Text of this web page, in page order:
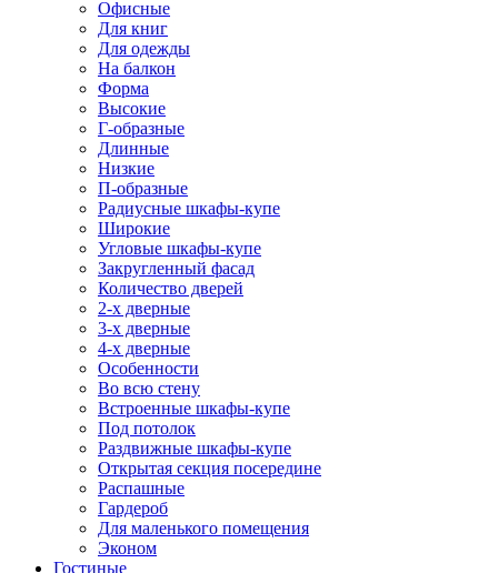
Офисные
Для книг
Для одежды
На балкон
Форма
Высокие
Г-образные
Длинные
Низкие
П-образные
Радиусные шкафы-купе
Широкие
Угловые шкафы-купе
Закругленный фасад
Количество дверей
2-х дверные
3-х дверные
4-х дверные
Особенности
Во всю стену
Встроенные шкафы-купе
Под потолок
Раздвижные шкафы-купе
Открытая секция посередине
Распашные
Гардероб
Для маленького помещения
Эконом
Гостиные